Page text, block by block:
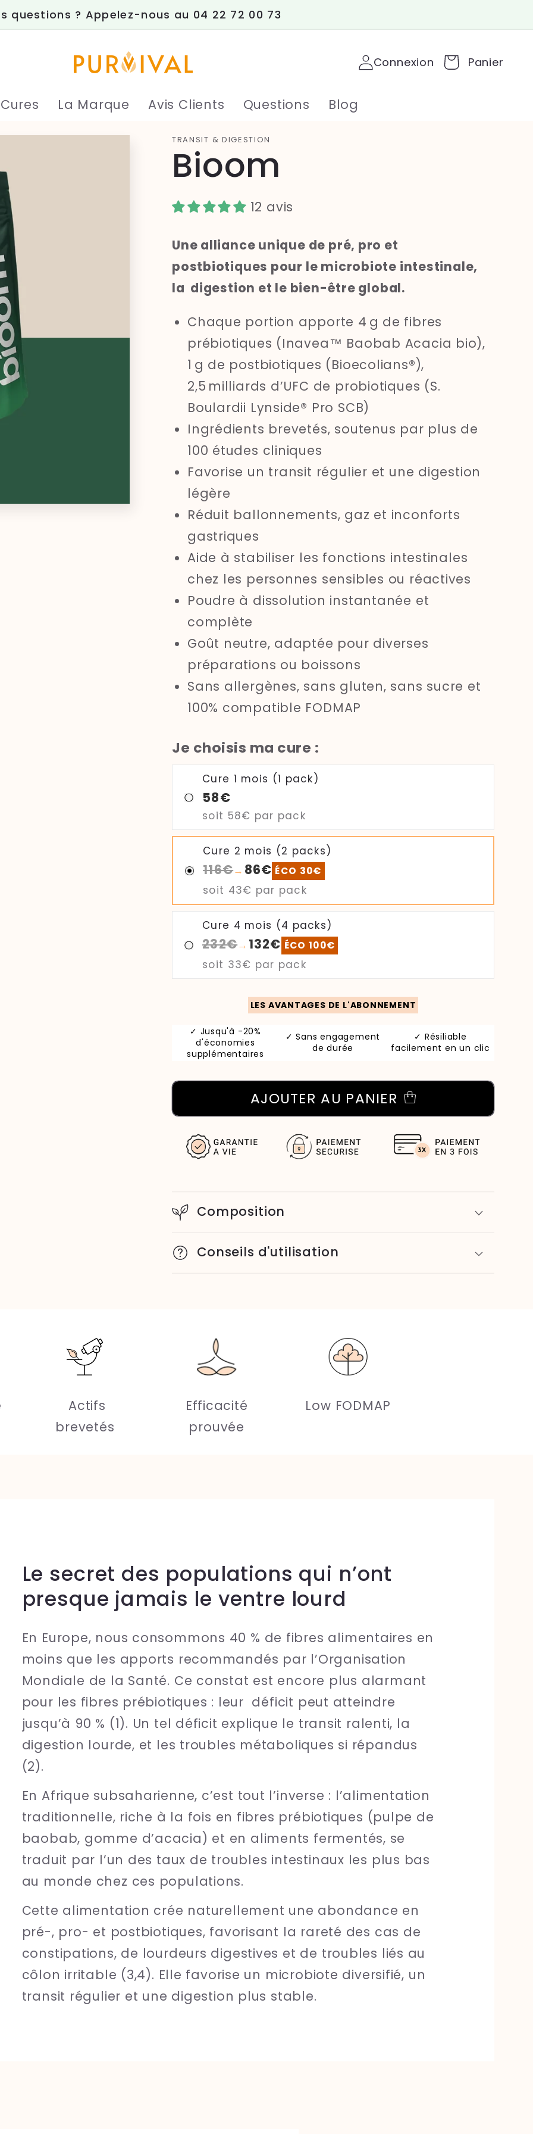
questions ? Appelez-nous au 04 22 72 00 73
La Marque Avis Clients Questions Blog
Connexion Panier
TRANSIT & DIGESTION
Bioom
12 avis
Une alliance unique de pré, pro et
postbiotiques pour le microbiote intestinale,
la digestion et le bien-être global.
Chaque portion apporte 4 g de fibres
prébiotiques (Inavea™ Baobab Acacia bio),
1 g de postbiotiques (Bioecolians®),
2,5 milliards d’UFC de probiotiques (S.
Boulardii Lynside® Pro SCB)
Ingrédients brevetés, soutenus par plus de
100 études cliniques
Favorise un transit régulier et une digestion
légère
Réduit ballonnements, gaz et inconforts
gastriques
Aide à stabiliser les fonctions intestinales
chez les personnes sensibles ou réactives
Poudre à dissolution instantanée et
complète
Goût neutre, adaptée pour diverses
préparations ou boissons
Sans allergènes, sans gluten, sans sucre et
100% compatible FODMAP
Je choisis ma cure :
Cure 1 mois (1 pack)
58€
soit 58€ par pack
Cure 2 mois (2 packs)
116€→ 86€ ÉCO 30€
soit 43€ par pack
Cure 4 mois (4 packs)
232€→ 132€ ÉCO 100€
soit 33€ par pack
LES AVANTAGES DE L'ABONNEMENT
✓ Jusqu'à -20%
d'économies
supplémentaires
✓ Sans engagement
de durée
✓ Résiliable
facilement en un clic
AJOUTER AU PANIER
Composition
Conseils d'utilisation
Actifs
brevetés
Efficacité
prouvée
Low FODMAP
Le secret des populations qui n’ont
presque jamais le ventre lourd
En Europe, nous consommons 40 % de fibres alimentaires en
moins que les apports recommandés par l’Organisation
Mondiale de la Santé. Ce constat est encore plus alarmant
pour les fibres prébiotiques : leur déficit peut atteindre
jusqu’à 90 % (1). Un tel déficit explique le transit ralenti, la
digestion lourde, et les troubles métaboliques si répandus
(2).
En Afrique subsaharienne, c’est tout l’inverse : l’alimentation
traditionnelle, riche à la fois en fibres prébiotiques (pulpe de
baobab, gomme d’acacia) et en aliments fermentés, se
traduit par l’un des taux de troubles intestinaux les plus bas
au monde chez ces populations.
Cette alimentation crée naturellement une abondance en
pré-, pro- et postbiotiques, favorisant la rareté des cas de
constipations, de lourdeurs digestives et de troubles liés au
côlon irritable (3,4). Elle favorise un microbiote diversifié, un
transit régulier et une digestion plus stable.